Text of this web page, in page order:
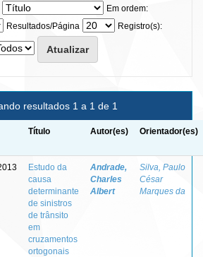
Em ordem:
Resultados/Página
Registro(s):
resultados 1 a 1 de 1
Título Autor(es) Orientador(es)
Estudo da
causa
determinante
de sinistros
de trânsito
em
cruzamentos
ortogonais
Andrade,
Charles
Albert
Silva, Paulo
César
Marques da